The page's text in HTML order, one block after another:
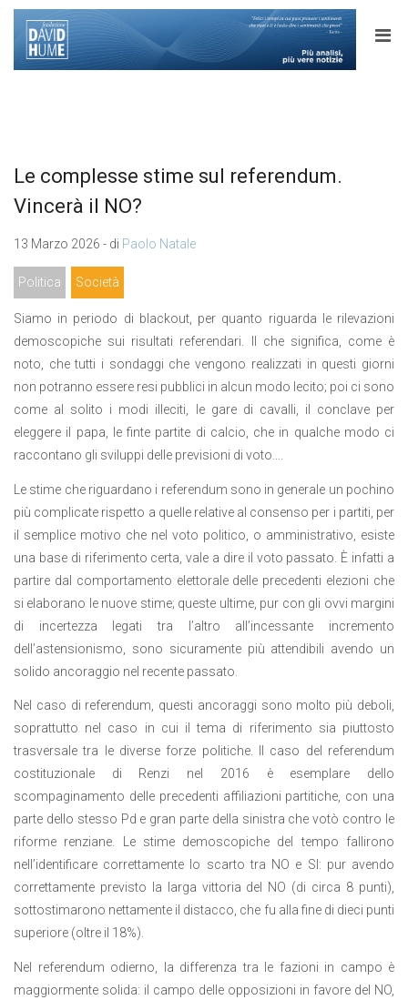
Le complesse stime sul referendum.
Vincerà il NO?
13 Marzo 2026 - di Paolo Natale
Politica Società
Siamo in periodo di blackout, per quanto riguarda le rilevazioni
demoscopiche sui risultati referendari. Il che significa, come è
noto, che tutti i sondaggi che vengono realizzati in questi giorni
non potranno essere resi pubblici in alcun modo lecito; poi ci sono
come al solito i modi illeciti, le gare di cavalli, il conclave per
eleggere il papa, le finte partite di calcio, che in qualche modo ci
raccontano gli sviluppi delle previsioni di voto….
Le stime che riguardano i referendum sono in generale un pochino
più complicate rispetto a quelle relative al consenso per i partiti, per
il semplice motivo che nel voto politico, o amministrativo, esiste
una base di riferimento certa, vale a dire il voto passato. È infatti a
partire dal comportamento elettorale delle precedenti elezioni che
si elaborano le nuove stime; queste ultime, pur con gli ovvi margini
di incertezza legati tra l’altro all’incessante incremento
dell’astensionismo, sono sicuramente più attendibili avendo un
solido ancoraggio nel recente passato.
Nel caso di referendum, questi ancoraggi sono molto più deboli,
soprattutto nel caso in cui il tema di riferimento sia piuttosto
trasversale tra le diverse forze politiche. Il caso del referendum
costituzionale di Renzi nel 2016 è esemplare dello
scompaginamento delle precedenti affiliazioni partitiche, con una
parte dello stesso Pd e gran parte della sinistra che votò contro le
riforme renziane. Le stime demoscopiche del tempo fallirono
nell’identificare correttamente lo scarto tra NO e SI: pur avendo
correttamente previsto la larga vittoria del NO (di circa 8 punti),
sottostimarono nettamente il distacco, che fu alla fine di dieci punti
superiore (oltre il 18%).
Nel referendum odierno, la differenza tra le fazioni in campo è
maggiormente solida: il campo delle opposizioni in favore del NO,